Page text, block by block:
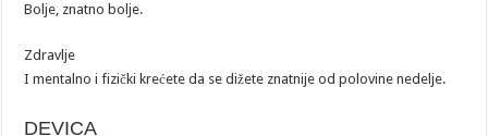
Bolje, znatno bolje.
Zdravlje
I mentalno i fizički krećete da se dižete znatnije od polovine nedelje.
DEVICA